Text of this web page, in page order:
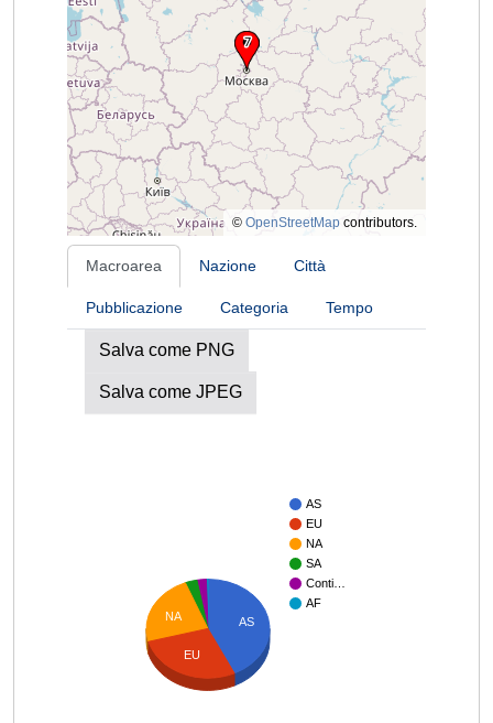
© OpenStreetMap contributors.
Macroarea Nazione Città
Pubblicazione Categoria Tempo
Salva come PNG
Salva come JPEG
AS
EU
NA
SA
Conti…
AF
AS
NA
EU